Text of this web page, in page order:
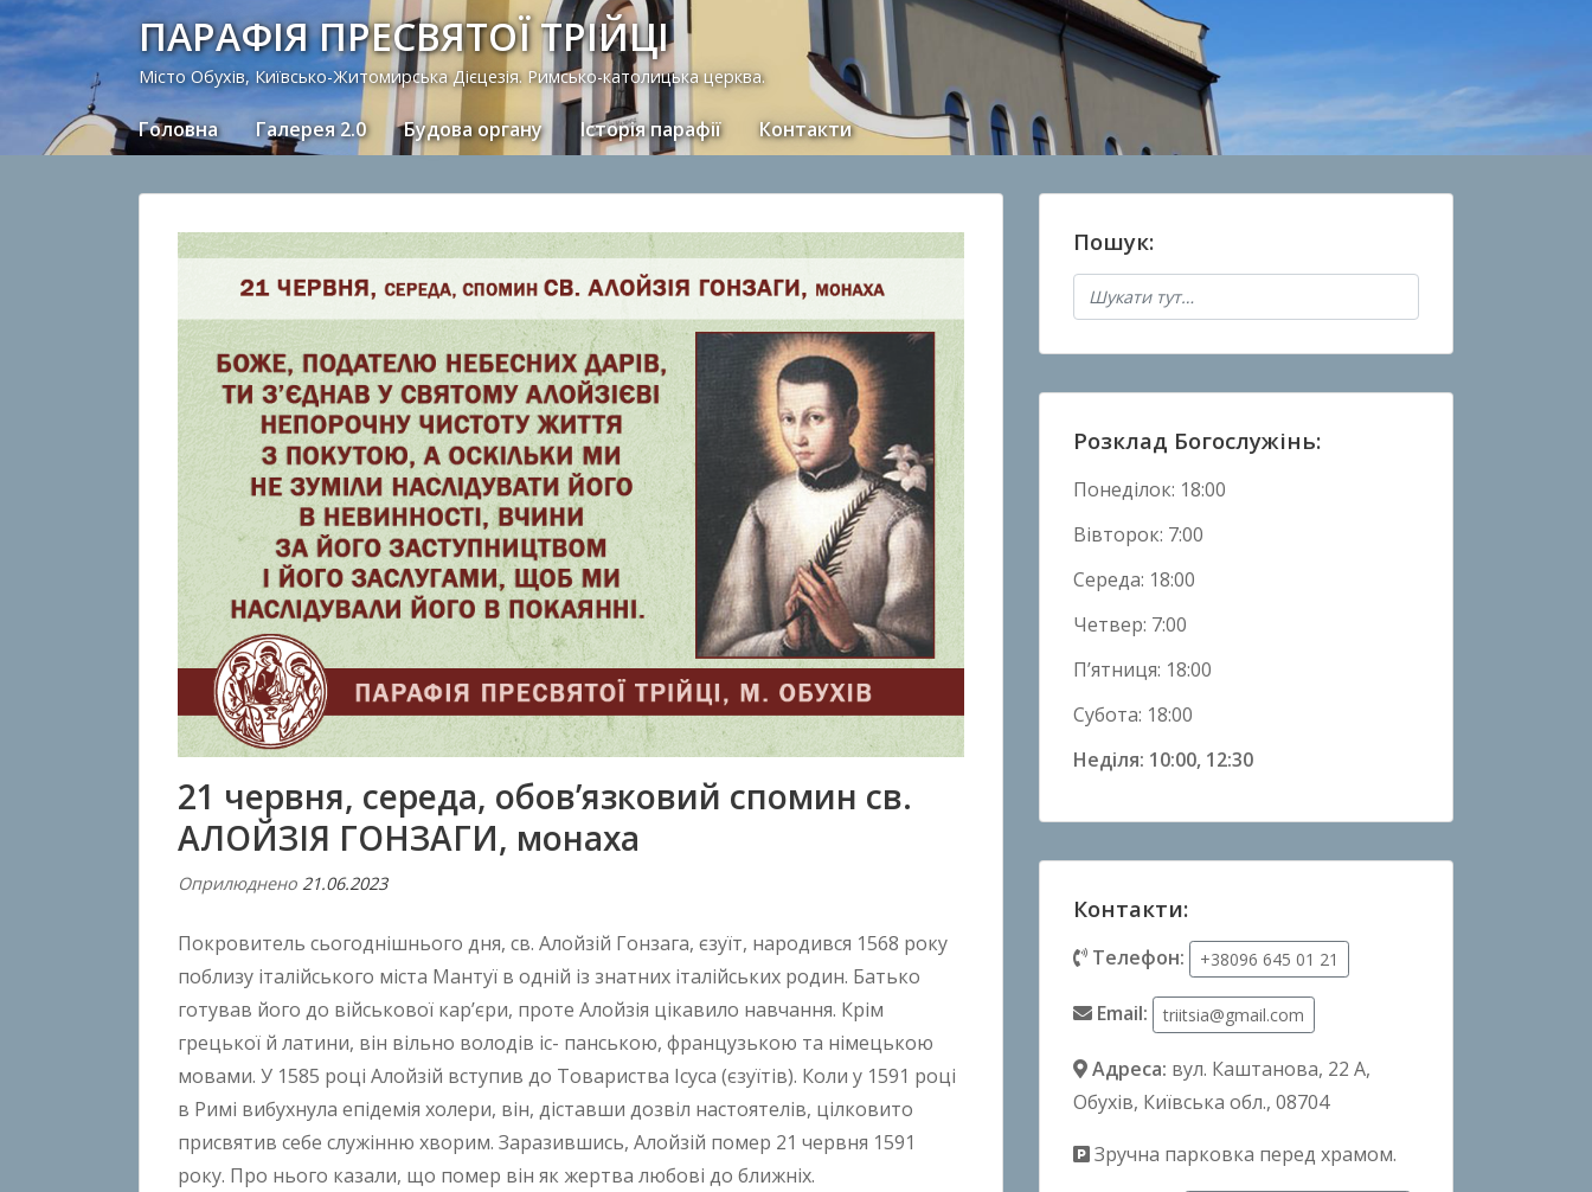
ПАРАФІЯ ПРЕСВЯТОЇ ТРІЙЦІ
Місто Обухів, Київсько-Житомирська Дієцезія. Римсько-католицька церква.
Головна Галерея 2.0 Будова органу Історія парафії Контакти
21 червня, середа, обов’язковий спомин св.
АЛОЙЗІЯ ГОНЗАГИ, монаха
Оприлюднено 21.06.2023В
д
A
n
n
B
o
k
Покровитель сьогоднішнього дня, св. Алойзій Гонзага, єзуїт, народився 1568 року
поблизу італійського міста Мантуї в одній із знатних італійських родин. Батько
готував його до військової кар’єри, проте Алойзія цікавило навчання. Крім
грецької й латини, він вільно володів іс- панською, французькою та німецькою
мовами. У 1585 році Алойзій вступив до Товариства Ісуса (єзуїтів). Коли у 1591 році
в Римі вибухнула епідемія холери, він, діставши дозвіл настоятелів, цілковито
присвятив себе служінню хворим. Заразившись, Алойзій помер 21 червня 1591
року. Про нього казали, що помер він як жертва любові до ближніх.
Пошук:
Розклад Богослужінь:
Понеділок: 18:00
Вівторок: 7:00
Середа: 18:00
Четвер: 7:00
П’ятниця: 18:00
Субота: 18:00
Неділя: 10:00, 12:30
Контакти:
Телефон: +38096 645 01 21
Email: triitsia@gmail.com
Адреса: вул. Каштанова, 22 А,
Обухів, Київська обл., 08704
Зручна парковка перед храмом.